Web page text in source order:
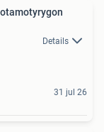
Details
31 jul 26